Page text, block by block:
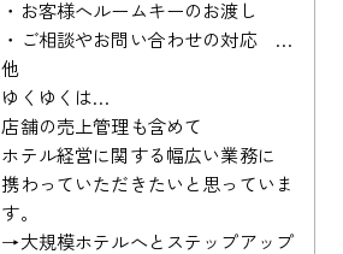
・お客様へルームキーのお渡し
・ご相談やお問い合わせの対応 …
他
ゆくゆくは…
店舗の売上管理も含めて
ホテル経営に関する幅広い業務に
携わっていただきたいと思っていま
す。
→大規模ホテルへとステップアップ